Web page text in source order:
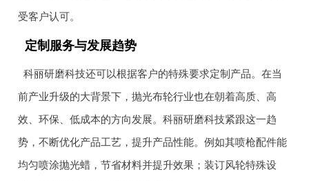
受客户认可。
定制服务与发展趋势
科丽研磨科技还可以根据客户的特殊要求定制产品。在当
前产业升级的大背景下，抛光布轮行业也在朝着高质、高
效、环保、低成本的方向发展。科丽研磨科技紧跟这一趋
势，不断优化产品工艺，提升产品性能。例如其喷枪配件能
均匀喷涂抛光蜡，节省材料并提升效果；装订风轮特殊设